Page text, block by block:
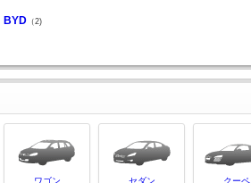
BYD （2)
ワゴン セダン クーペ